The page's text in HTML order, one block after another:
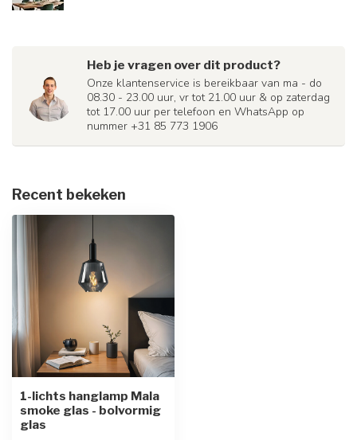
Heb je vragen over dit product?
Onze klantenservice is bereikbaar van ma - do
08.30 - 23.00 uur, vr tot 21.00 uur & op zaterdag
tot 17.00 uur per telefoon en WhatsApp op
nummer +31 85 773 1906
Recent bekeken
1-lichts hanglamp Mala
smoke glas - bolvormig
glas